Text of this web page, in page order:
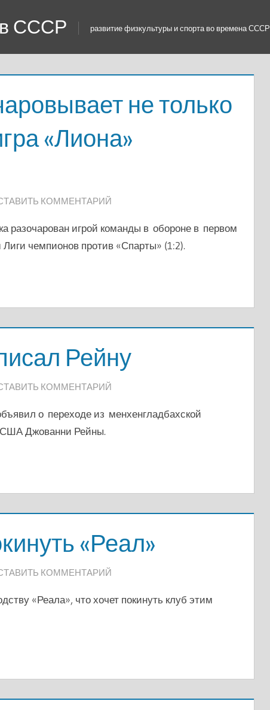
в СССР развитие физкультуры и спорта во времена СССР
не только
«Лиона»
КОММЕНТАРИЙ
разочарован игрой команды в обороне в первом
чемпионов против «Спарты» (1:2).
Рейну
КОММЕНТАРИЙ
о переходе из менхенгладбахской
США Джованни Рейны.
«Реал»
КОММЕНТАРИЙ
«Реала», что хочет покинуть клуб этим